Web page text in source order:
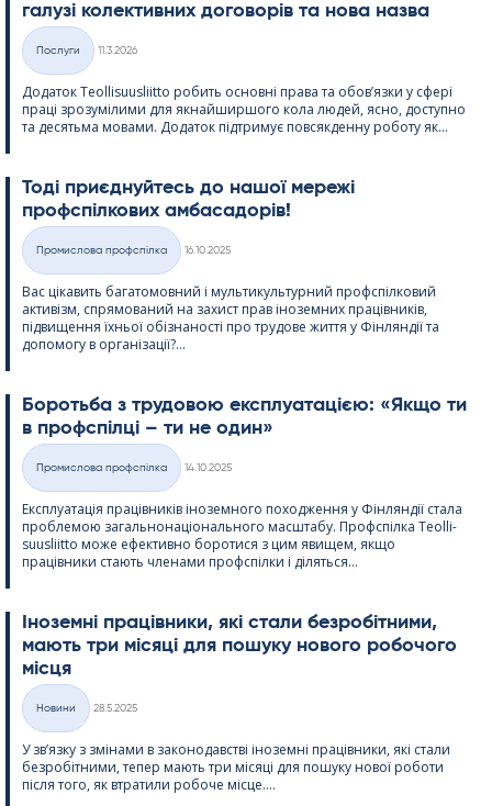
галузі колективних договорів та нова назва
Категорії
Послуги
11.3.2026
Додаток Teol­li­suus­liitto робить основні права та обов’язки у сфері
праці зрозумілими для якнайширшого кола людей, ясно, доступно
та десятьма мовами. Додаток підтримує повсякденну роботу як...
Тоді приєднуйтесь до нашої мережі
профспілкових амбасадорів!
Категорії
Промислова профспілка
16.10.2025
Вас цікавить багатомовний і мультикультурний профспілковий
активізм, спрямований на захист прав іноземних працівників,
підвищення їхньої обізнаності про трудове життя у Фінляндії та
допомогу в організації?...
Боротьба з трудовою експлуатацією: «Якщо ти
в профспілці – ти не один»
Категорії
Промислова профспілка
14.10.2025
Експлуатація працівників іноземного походження у Фінляндії стала
проблемою загальнонаціонального масштабу. Профспілка Teol­li­
suus­liitto може ефективно боротися з цим явищем, якщо
працівники стають членами профспілки і діляться...
Іноземні працівники, які стали безробітними,
мають три місяці для пошуку нового робочого
місця
Категорії
Новини
28.5.2025
У зв’язку з змінами в законодавстві іноземні працівники, які стали
безробітними, тепер мають три місяці для пошуку нової роботи
після того, як втратили робоче місце....